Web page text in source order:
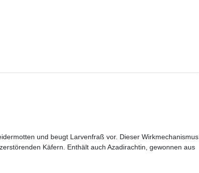
und beugt Larvenfraß vor. Dieser Wirkmechanismus
Käfern. Enthält auch Azadirachtin, gewonnen aus